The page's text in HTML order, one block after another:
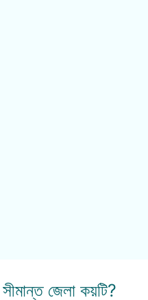
সীমান্ত জেলা কয়টি?